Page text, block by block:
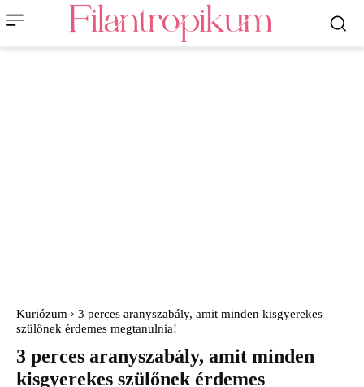
Kuriózum
3 perces aranyszabály, amit minden kisgyerekes
szülőnek érdemes megtanulnia!
3 perces aranyszabály, amit minden
kisgyerekes szülőnek érdemes